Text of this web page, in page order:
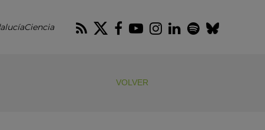
RSS Twitter
Facebook
Youtube
Instagram
LinkedIn
Spotify
Bluesky
VOLVER